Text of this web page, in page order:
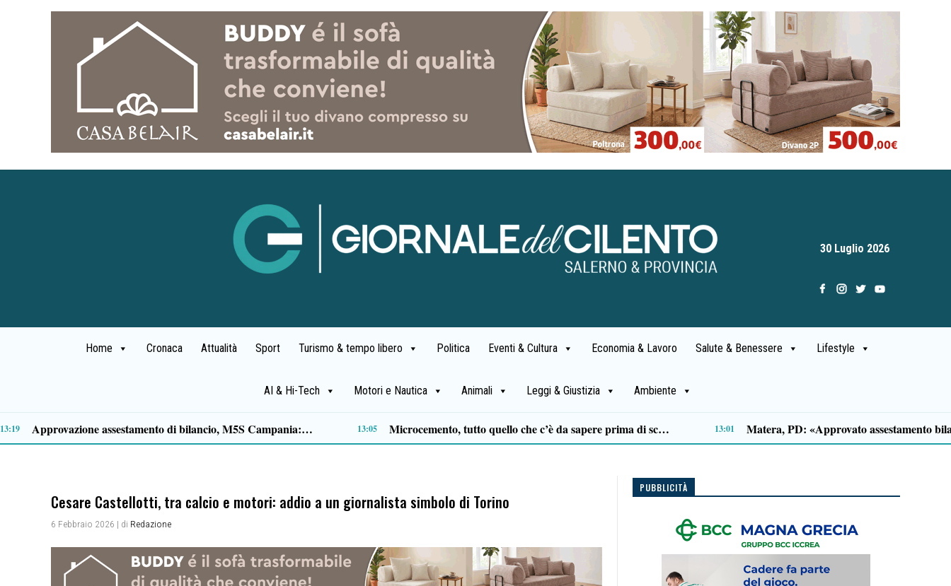
30 Luglio 2026
Home Cronaca Attualità Sport Turismo & tempo libero Politica Eventi & Cultura Economia & Lavoro Salute & Benessere Lifestyle
AI & Hi-Tech Motori e Nautica Animali Leggi & Giustizia Ambiente
11:15 10:54 10:33
Cesare Castellotti, tra calcio e motori: addio a un giornalista simbolo di Torino
6 Febbraio 2026 | di Redazione
PUBBLICITÀ